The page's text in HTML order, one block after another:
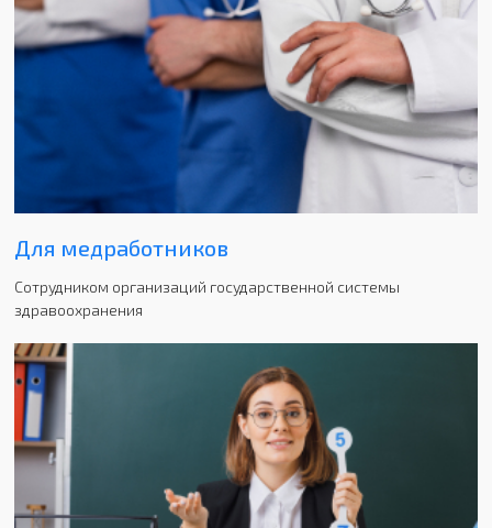
Для медработников
Cотрудником организаций государственной системы
здравоохранения